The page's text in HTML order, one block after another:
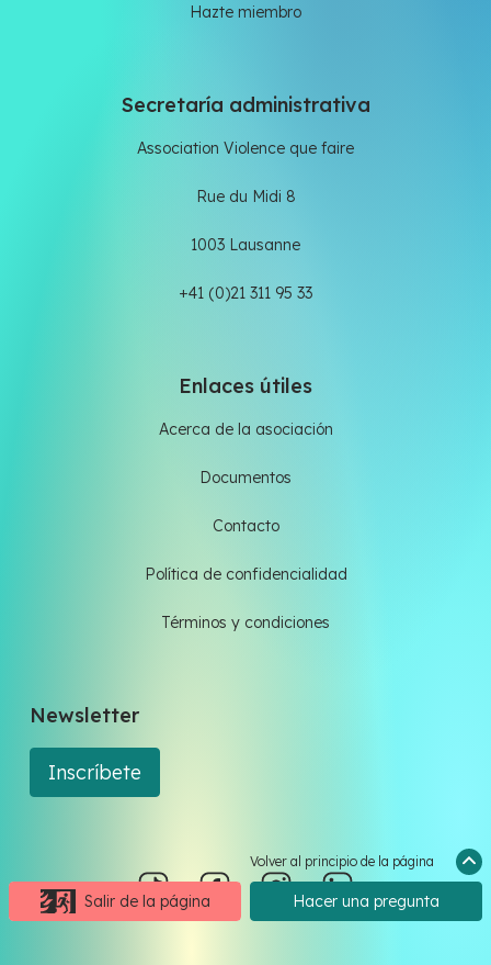
Salir de la página Hacer una pregunta
Volver al principio de la página
Hazte miembro
Secretaría administrativa
Association Violence que faire
Rue du Midi 8
1003 Lausanne
+41 (0)21 311 95 33
Enlaces útiles
Acerca de la asociación
Documentos
Contacto
Política de confidencialidad
Términos y condiciones
Newsletter
Inscríbete